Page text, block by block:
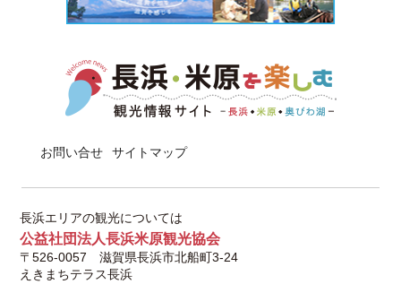
お問い合せ サイトマップ
長浜エリアの観光については
公益社団法人長浜米原観光協会
〒526-0057 滋賀県長浜市北船町3-24
えきまちテラス長浜